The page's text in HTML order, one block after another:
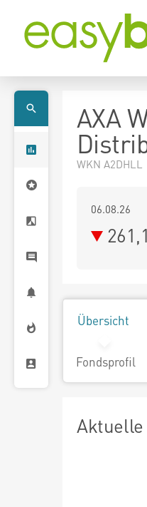
AXA
WKN
06.08.26
Übersicht
Fondsprofil